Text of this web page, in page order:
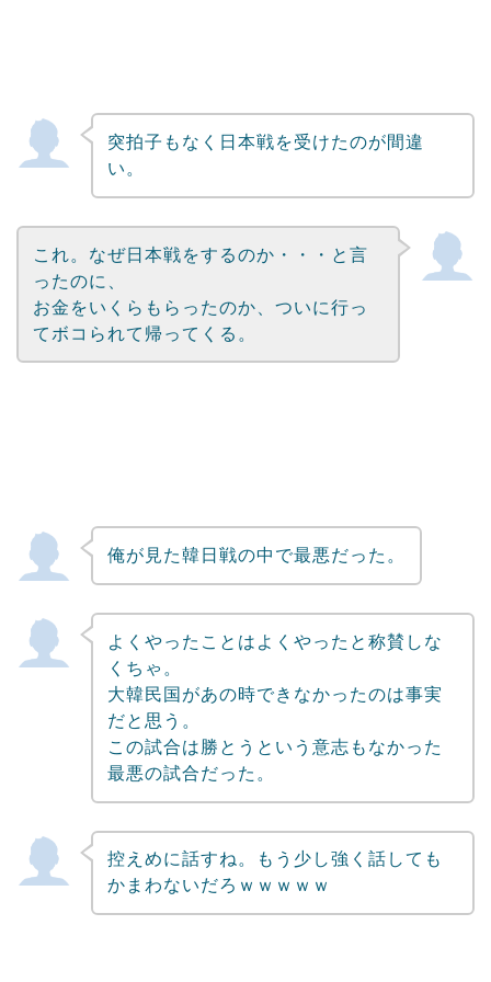
突拍子もなく日本戦を受けたのが間違
い。
これ。なぜ日本戦をするのか・・・と言
ったのに、
お金をいくらもらったのか、ついに行っ
てボコられて帰ってくる。
俺が見た韓日戦の中で最悪だった。
よくやったことはよくやったと称賛しな
くちゃ。
大韓民国があの時できなかったのは事実
だと思う。
この試合は勝とうという意志もなかった
最悪の試合だった。
控えめに話すね。もう少し強く話しても
かまわないだろｗｗｗｗｗ